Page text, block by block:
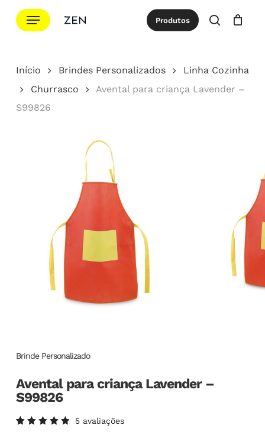
para
principal
Menu Produtos
procurar
Cotação Close
Início Brindes Personalizados
Linha Cozinha
Churrasco
Avental para criança Lavender –
S99826
Brinde Personalizado
Avental para criança Lavender –
S99826
5avaliações